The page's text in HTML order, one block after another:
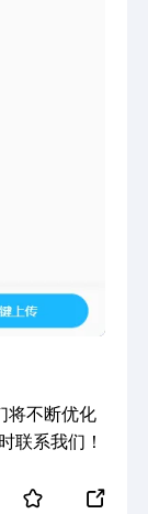
将不断优化
联系我们！
